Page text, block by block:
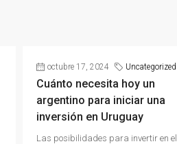
octubre 17, 2024 Uncategorized
Cuánto necesita hoy un
argentino para iniciar una
inversión en Uruguay
Las posibilidades para invertir en el